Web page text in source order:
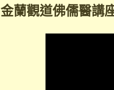
金蘭觀道佛儒醫講